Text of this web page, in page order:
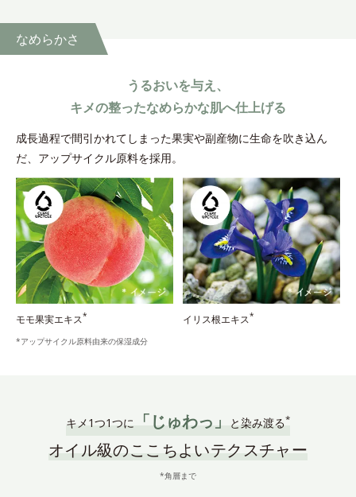
うるおいを与え、
キメの整ったなめらかな肌へ仕上げる
成長過程で間引かれてしまった果実や副産物に生命を吹き込ん
だ、アップサイクル原料を採用。
なめらかさ
モモ果実エキス* イリス根エキス*
*アップサイクル原料由来の保湿成分
キメ1つ1つに 「じゅわっ」 と染み渡る*
オイル級のここちよいテクスチャー
*角層まで